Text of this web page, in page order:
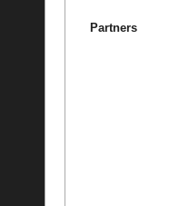
Partners